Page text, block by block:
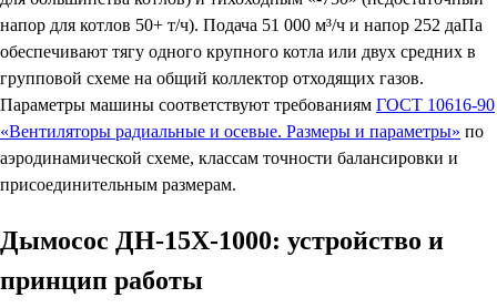
напор для котлов 50+ т/ч). Подача 51 000 м³/ч и напор 252 даПа
обеспечивают тягу одного крупного котла или двух средних в
групповой схеме на общий коллектор отходящих газов.
Параметры машины соответствуют требованиям ГОСТ 10616-90
«Вентиляторы радиальные и осевые. Размеры и параметры» по
аэродинамической схеме, классам точности балансировки и
присоединительным размерам.
Дымосос ДН-15Х-1000: устройство и
принцип работы